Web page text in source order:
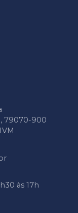
79070-900
às 17h